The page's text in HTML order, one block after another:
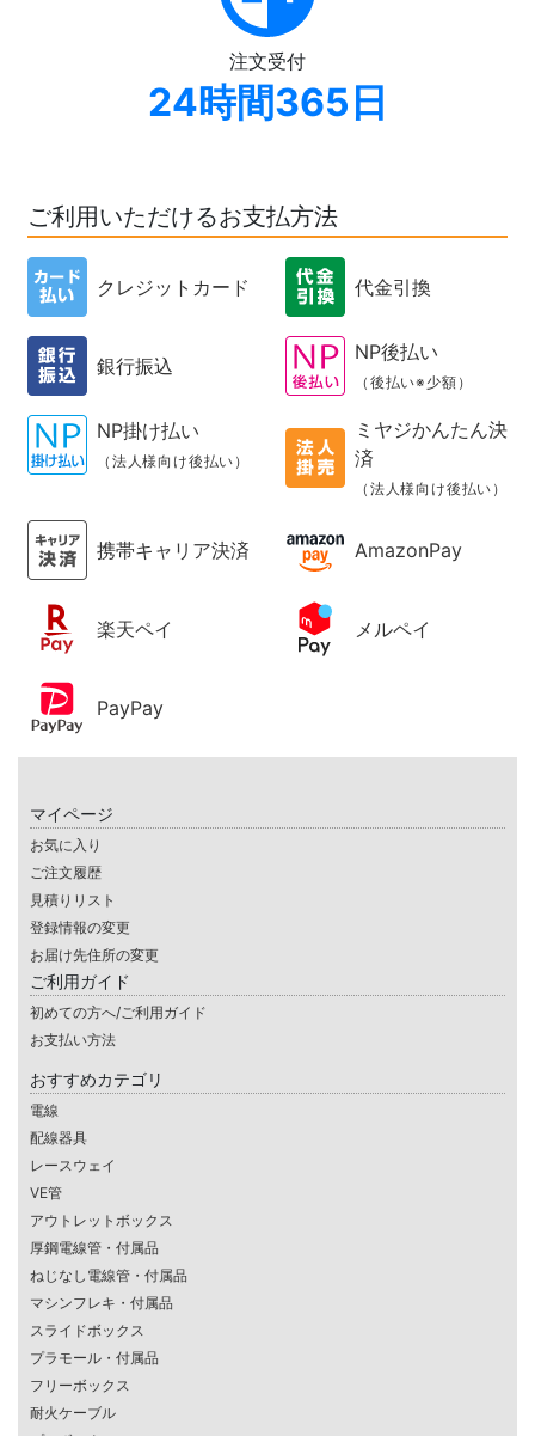
注文受付
24時間365日
ご利用いただけるお支払方法
クレジットカード 代金引換
銀行振込
NP後払い
（後払い※少額）
NP掛け払い
（法人様向け後払い）
ミヤジかんたん決
済
（法人様向け後払い）
携帯キャリア決済 AmazonPay
楽天ペイ メルペイ
PayPay
マイページ
お気に入り
ご注文履歴
見積りリスト
登録情報の変更
お届け先住所の変更
ご利用ガイド
初めての方へ/ご利用ガイド
お支払い方法
おすすめカテゴリ
電線
配線器具
レースウェイ
VE管
アウトレットボックス
厚鋼電線管・付属品
ねじなし電線管・付属品
マシンフレキ・付属品
スライドボックス
プラモール・付属品
フリーボックス
耐火ケーブル